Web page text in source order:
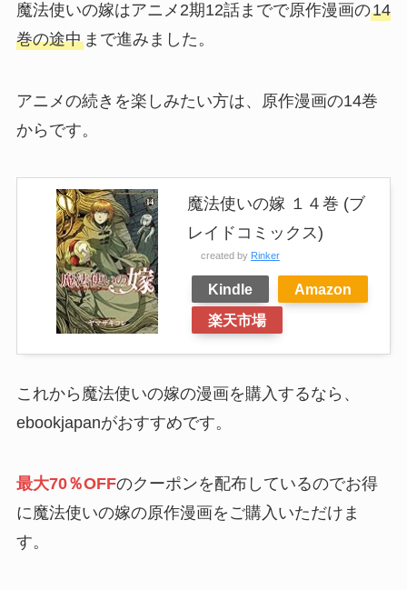
魔法使いの嫁はアニメ2期12話までで原作漫画の14
巻の途中まで進みました。
アニメの続きを楽しみたい方は、原作漫画の14巻
からです。
魔法使いの嫁 １４巻 (ブ
レイドコミックス)
created by Rinker
Kindle
Amazon
楽天市場
これから魔法使いの嫁の漫画を購入するなら、
ebookjapanがおすすめです。
最大70％OFFのクーポンを配布しているのでお得
に魔法使いの嫁の原作漫画をご購入いただけま
す。